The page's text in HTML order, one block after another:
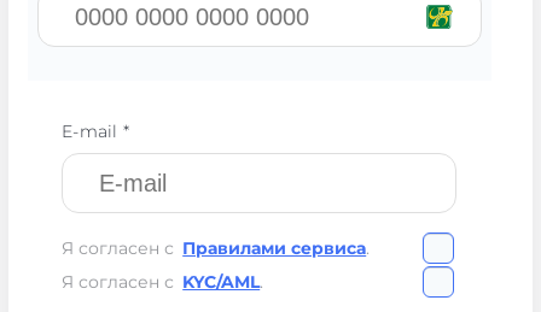
E-mail *
Я согласен с Правилами сервиса.
Я согласен с KYC/AML.